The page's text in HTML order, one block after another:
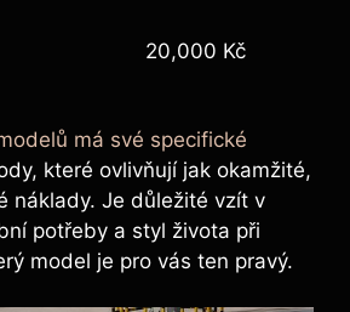
20,000 Kč
má své specifické
které ovlivňují jak okamžité,
náklady. Je důležité vzít v
potřeby a styl života při
model je pro vás ten pravý.